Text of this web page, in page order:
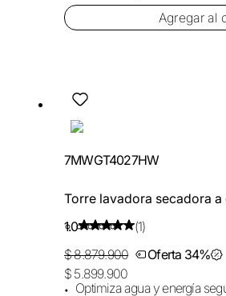
Agregar al
7MWGT4027HW
Torre lavadora secadora a
1.0
(1)
$ 8.879.900
Oferta 34%
$ 5.899.900
Optimiza agua y energía según el tamaño